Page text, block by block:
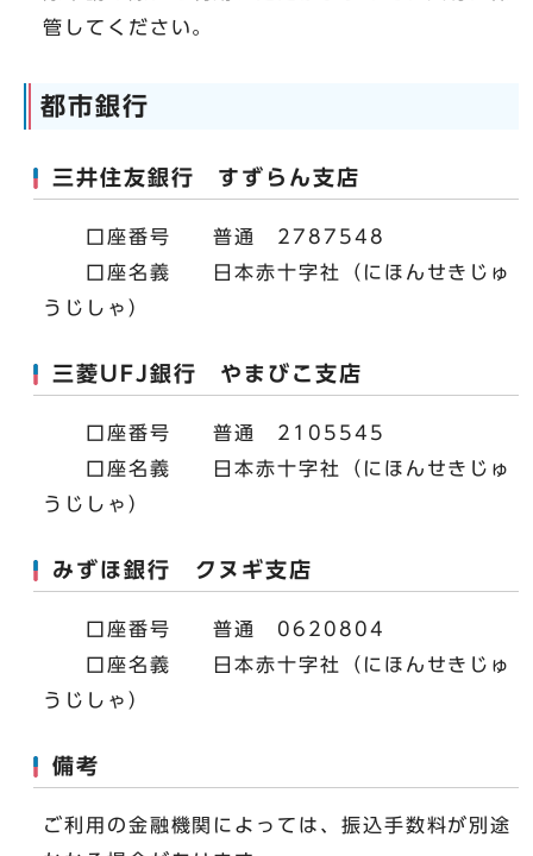
管してください。
都市銀行
三井住友銀行 すずらん支店
口座番号 普通 2787548
口座名義 日本赤十字社（にほんせきじゅ
うじしゃ）
三菱UFJ銀行 やまびこ支店
口座番号 普通 2105545
口座名義 日本赤十字社（にほんせきじゅ
うじしゃ）
みずほ銀行 クヌギ支店
口座番号 普通 0620804
口座名義 日本赤十字社（にほんせきじゅ
うじしゃ）
備考
ご利用の金融機関によっては、振込手数料が別途